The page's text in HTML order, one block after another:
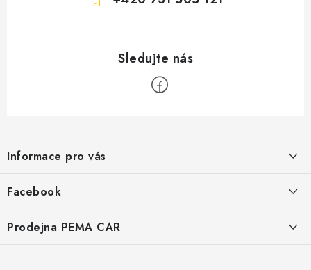
p
a
Informace pro vás
Facebook
Prodejna PEMA CAR